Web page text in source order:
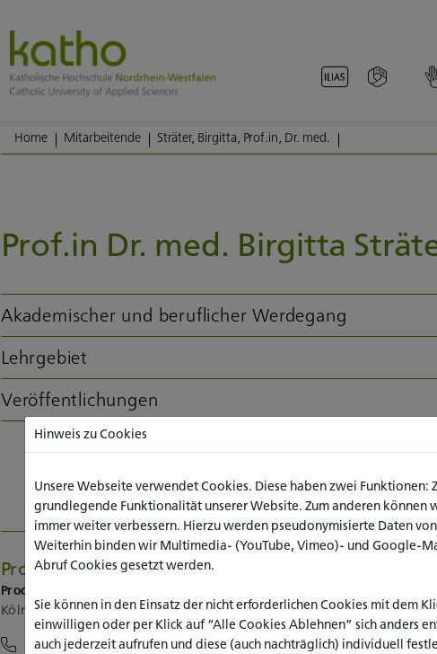
Home Mitarbeitende Sträter, Birgitta, Prof.in, Dr. med.
Prof.in Dr. med. Birgitta
Akademischer und beruflicher Werdegang
Lehrgebiet
Veröffentlichungen
Prof. Dr. Birgitta Sträter
Prodekanin I / Professorin
Köln, Sozialwesen
0221/7757-446
Hinweis zu Cookies
Unsere Webseite verwendet Cookies. Diese haben zwei Funktionen:
grundlegende Funktionalität unserer Website. Zum anderen können
immer weiter verbessern. Hierzu werden pseudonymisierte Daten
Weiterhin binden wir Multimedia- (YouTube, Vimeo)- und Google-
Abruf Cookies gesetzt werden.
Sie können in den Einsatz der nicht erforderlichen Cookies mit dem
einwilligen oder per Klick auf “Alle Cookies Ablehnen” sich anders
auch jederzeit aufrufen und diese (auch nachträglich) individuell